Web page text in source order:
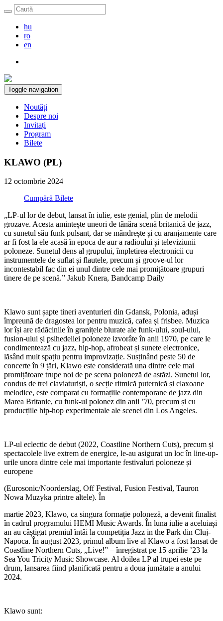
hu
ro
en
Toggle navigation
Noutăți
Despre noi
Invitați
Program
Bilete
KLAWO (PL)
12 octombrie 2024
Cumpără Bilete
„LP-ul lor de debut, lansat în iulie, este genial, plin de melodii
grozave. Acesta amintește uneori de tânăra scenă britanică de jazz,
cu sunetul său funk pulsant, dar se mândrește și cu aranjamente care
ar fi fost la ele acasă în epoca de aur a radioului și televiziunii
poloneze. Sunetul dens al grupului, împletirea electronicii cu
instrumentele de suflat și flautele, precum și groove-ul lor
incontestabil fac din ei unul dintre cele mai promițătoare grupuri
tinere de pe scenă.” Jakub Knera, Bandcamp Daily
Klawo sunt șapte tineri aventurieri din Gdansk, Polonia, aduși
împreună de dragostea lor pentru muzică, cafea și frisbee. Muzica
lor își are rădăcinile în granițele blurate ale funk-ului, soul-ului,
fusion-ului și psihedeliei poloneze izvorâte în anii 1970, pe care le
condimentează cu jazz, hip-hop, afrobeat și sunete electronice,
lăsând mult spațiu pentru improvizație. Susținând peste 50 de
concerte în 9 țări, Klawo este considerată una dintre cele mai
promițătoare trupe noi de pe scena poloneză de astăzi. Sunetul lor,
condus de trei claviaturiști, o secție ritmică puternică și claxoane
melodice, este comparat cu formațiile contemporane de jazz din
Marea Britanie, cu funk-ul polonez din anii ’70, precum și cu
producțiile hip-hop experimentale ale scenei din Los Angeles.
LP-ul eclectic de debut (2022, Coastline Northern Cuts), precum și
spectacolele live extrem de energice, le-au asigurat un loc în line-up-
urile unora dintre cele mai importante festivaluri poloneze și
europene
(Eurosonic/Noorderslag, Off Festival, Fusion Festival, Tauron
Nowa Muzyka printre altele). În
martie 2023, Klawo, ca singura formație poloneză, a devenit finalist
în cadrul programului HEMI Music Awards. În luna iulie a aceluiași
an au câștigat premiul întâi la competiția Jazz in the Park din Cluj-
Napoca. În august 2023, primul album live al Klawo a fost lansat de
Coastline Northern Cuts, „Live!” – înregistrat pe 15 aprilie ’23 la
Sea You Tricity Music Showcase. Al doilea LP al trupei este pe
drum, lansarea fiind planificată pentru a doua jumătate a anului
2024.
Klawo sunt: